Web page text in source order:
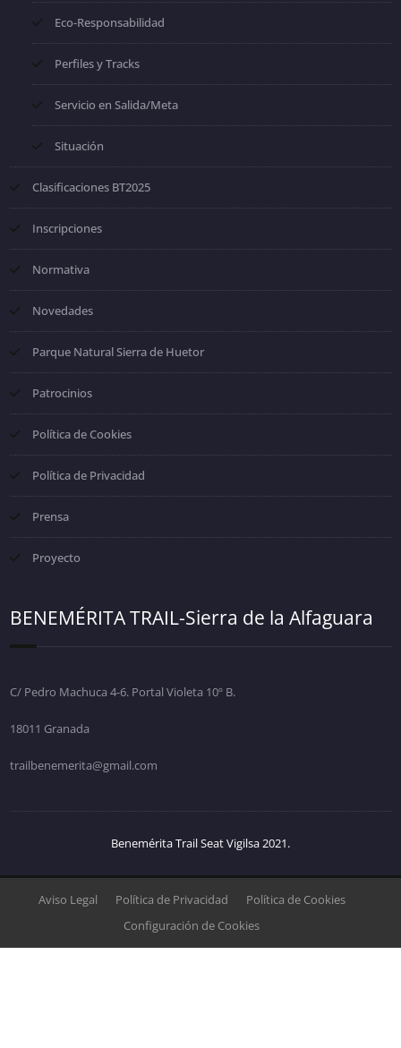
Eco-Responsabilidad
Perfiles y Tracks
Servicio en Salida/Meta
Situación
Clasificaciones BT2025
Inscripciones
Normativa
Novedades
Parque Natural Sierra de Huetor
Patrocinios
Política de Cookies
Política de Privacidad
Prensa
Proyecto
BENEMÉRITA TRAIL-Sierra de la Alfaguara
C/ Pedro Machuca 4-6. Portal Violeta 10º B.
18011 Granada
trailbenemerita@gmail.com
Benemérita Trail Seat Vigilsa 2021.
Aviso Legal Política de Privacidad
Política de Cookies
Configuración de Cookies